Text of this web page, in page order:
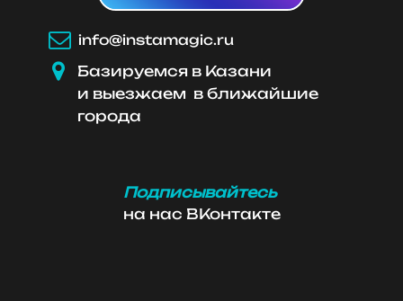
 info@instamagic.ru

Базируемся в Казани
и выезжаем в ближайшие
города
Подписывайтесь
на нас ВКонтакте